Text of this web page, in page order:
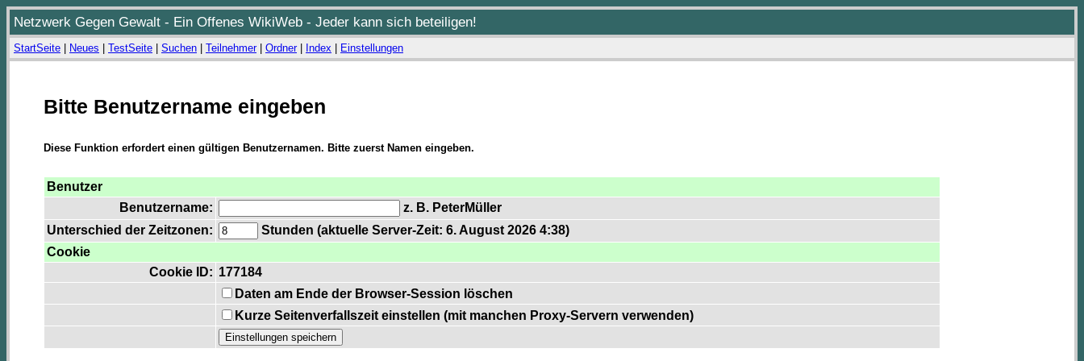
Netzwerk Gegen Gewalt - Ein Offenes WikiWeb - Jeder kann sich beteiligen!
StartSeite Neues TestSeite Suchen Teilnehmer| Ordner| Index Einstellungen
Bitte Benutzername eingeben
Diese Funktion erfordert einen gültigen Benutzernamen. Bitte zuerst Namen eingeben.
Benutzer
Benutzername:
z. B. PeterMüller
Unterschied der Zeitzonen:
Stunden (aktuelle Server-Zeit: 6. August 2026 4:38)
Cookie
Cookie ID: 177184
Daten am Ende der Browser-Session löschen
Kurze Seitenverfallszeit einstellen (mit manchen Proxy-Servern verwenden)